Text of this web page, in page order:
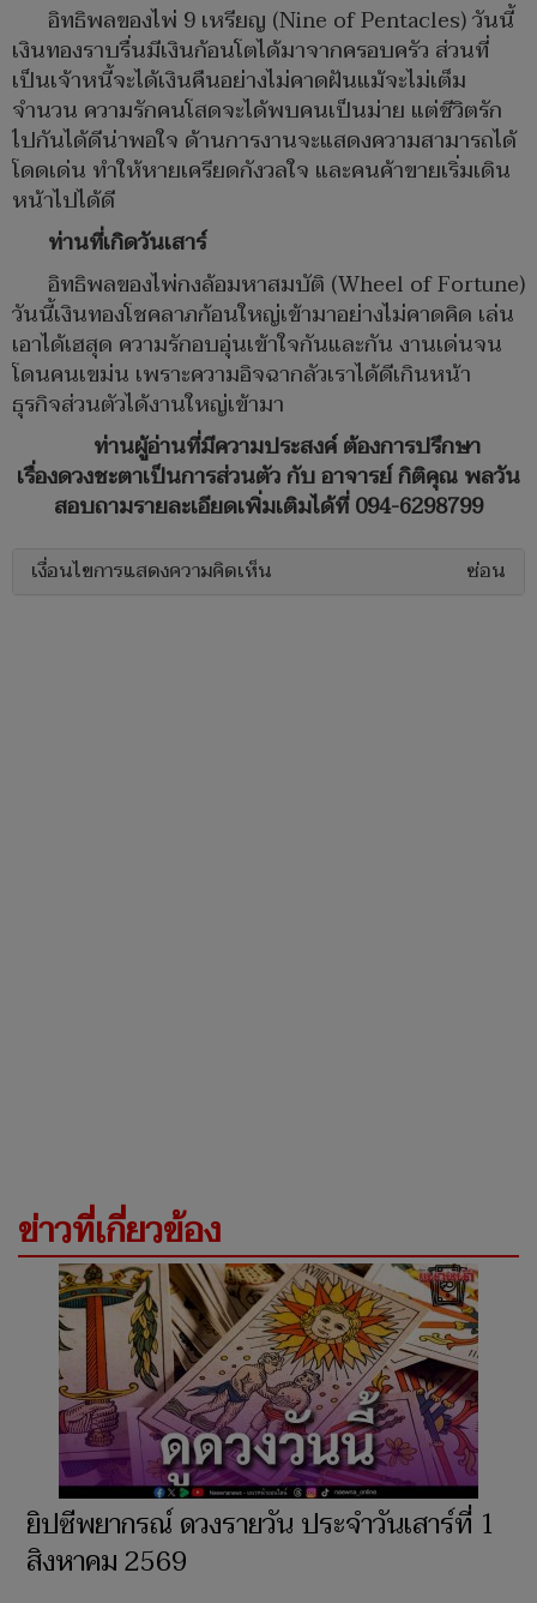
อิทธิพลของไพ่ 9 เหรียญ (Nine of Pentacles) วันนี้
เงินทองราบรื่นมีเงินก้อนโตได้มาจากครอบครัว ส่วนที่
เป็นเจ้าหนี้จะได้เงินคืนอย่างไม่คาดฝันแม้จะไม่เต็ม
จำนวน ความรักคนโสดจะได้พบคนเป็นม่าย แต่ชีวิตรัก
ไปกันได้ดีน่าพอใจ ด้านการงานจะแสดงความสามารถได้
โดดเด่น ทำให้หายเครียดกังวลใจ และคนค้าขายเริ่มเดิน
หน้าไปได้ดี
ท่านที่เกิดวันเสาร์
อิทธิพลของไพ่กงล้อมหาสมบัติ (Wheel of Fortune)
วันนี้เงินทองโชคลาภก้อนใหญ่เข้ามาอย่างไม่คาดคิด เล่น
เอาได้เฮสุด ความรักอบอุ่นเข้าใจกันและกัน งานเด่นจน
โดนคนเขม่น เพราะความอิจฉากลัวเราได้ดีเกินหน้า
ธุรกิจส่วนตัวได้งานใหญ่เข้ามา
ท่านผู้อ่านที่มีความประสงค์ ต้องการปรึกษา
เรื่องดวงชะตาเป็นการส่วนตัว กับ อาจารย์ กิติคุณ พลวัน
สอบถามรายละเอียดเพิ่มเติมได้ที่ 094-6298799
เงื่อนไขการแสดงความคิดเห็น ซ่อน
ข่าวที่เกี่ยวข้อง
ยิปซีพยากรณ์ ดวงรายวัน ประจำวัน​เสาร์ที่ 1
สิงหาคม 2569